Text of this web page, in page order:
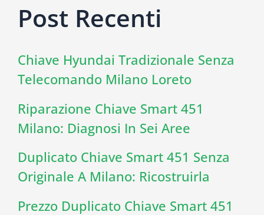
Post Recenti
Chiave Hyundai Tradizionale Senza
Telecomando Milano Loreto
Riparazione Chiave Smart 451
Milano: Diagnosi In Sei Aree
Duplicato Chiave Smart 451 Senza
Originale A Milano: Ricostruirla
Prezzo Duplicato Chiave Smart 451